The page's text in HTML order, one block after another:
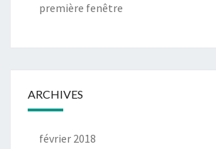
première fenêtre
ARCHIVES
février 2018